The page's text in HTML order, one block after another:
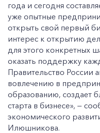
года и сегодня
уже опытные
открыть свой первый
интерес к открытию
для этого конкретных
оказать поддержку
Правительство России
вовлечению в
образованию, создает
старта в бизнесе», —
экономического
Илюшникова.